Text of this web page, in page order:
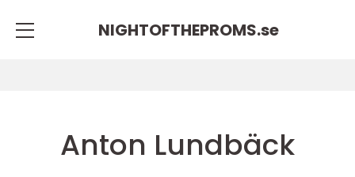
NIGHTOFTHEPROMS.se
Anton Lundbäck